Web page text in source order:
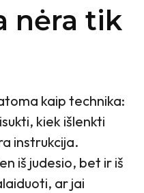
nėra tik
kaip technika:
kiek išlenkti
instrukcija.
iš judesio, bet ir iš
ar jai